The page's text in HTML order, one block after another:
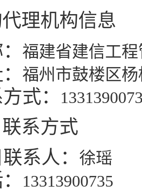
理机构信息
福建省建信工
福州市鼓楼区杨
式：
系方式
系人：
徐瑶
13313900735